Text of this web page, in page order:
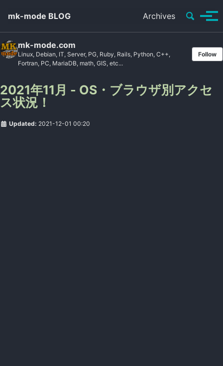
mk-mode BLOG Archives Toggle
mk-mode.com
Linux, Debian, IT, Server, PG, Ruby, Rails, Python, C++,
Fortran, PC, MariaDB, math, GIS, etc...
Follow
2021年11月 - OS・ブラウザ別アクセ
ス状況！
Updated: 2021-12-01 00:20